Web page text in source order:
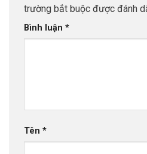
trường bắt buộc được đánh
Bình luận *
Tên *